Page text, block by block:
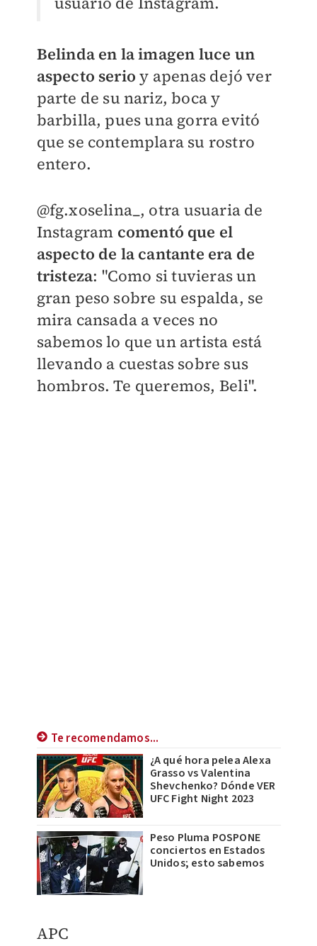
Belinda en la imagen luce un
aspecto serioy apenas dejó ver
parte de su nariz, boca y
barbilla, pues una gorra evitó
que se contemplara su rostro
entero.
@fg.xoselina_, otra usuaria de
Instagram comentó que el
aspecto de la cantante era de
tristeza: "Como si tuvieras un
gran peso sobre su espalda, se
mira cansada a veces no
sabemos lo que un artista está
llevando a cuestas sobre sus
hombros. Te queremos, Beli".
Te recomendamos...
¿A qué hora pelea Alexa
Grasso vs Valentina
Shevchenko? Dónde VER
UFC Fight Night 2023
Peso Pluma POSPONE
conciertos en Estados
Unidos; esto sabemos
APC